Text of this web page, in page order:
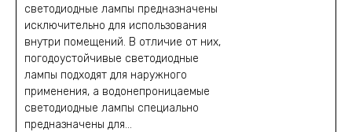
светодиодные лампы предназначены
исключительно для использования
внутри помещений. В отличие от них,
погодоустойчивые светодиодные
лампы подходят для наружного
применения, а водонепроницаемые
светодиодные лампы специально
предназначены для...